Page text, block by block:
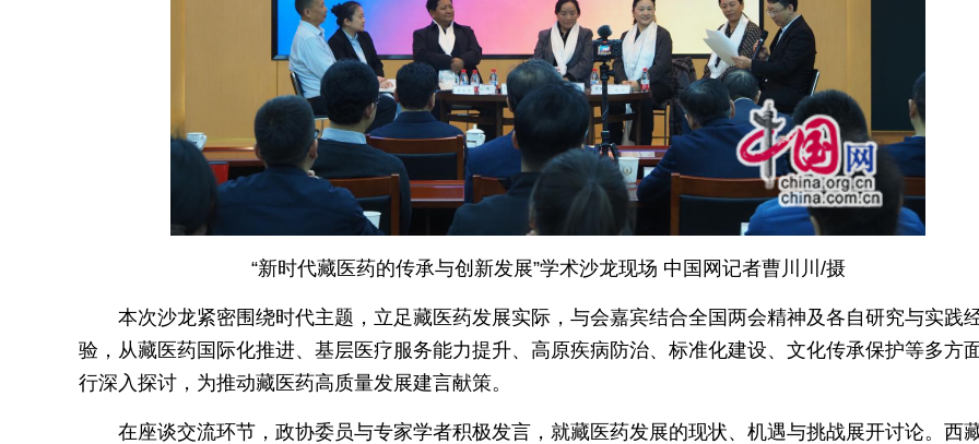
“新时代藏医药的传承与创新发展”学术沙龙现场 中国网记者曹川川/摄
本次沙龙紧密围绕时代主题，立足藏医药发展实际，与会嘉宾结合全国两会精神及各自研究与实践
验，从藏医药国际化推进、基层医疗服务能力提升、高原疾病防治、标准化建设、文化传承保护等多方
行深入探讨，为推动藏医药高质量发展建言献策。
在座谈交流环节，政协委员与专家学者积极发言，就藏医药发展的现状、机遇与挑战展开讨论。西